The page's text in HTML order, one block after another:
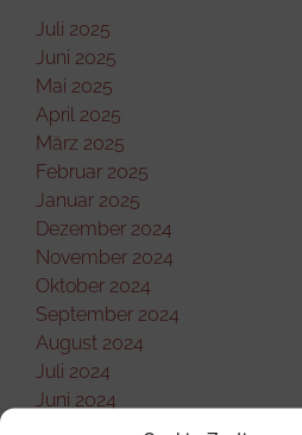
Juli 2025
Juni 2025
Mai 2025
April 2025
März 2025
Februar 2025
Januar 2025
Dezember 2024
November 2024
Oktober 2024
September 2024
August 2024
Juli 2024
Juni 2024